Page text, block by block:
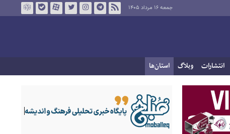
جمعه ۱۶ مرداد ۱۴۰۵
انتشارات وبلاگ استان‌ها